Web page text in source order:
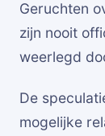
Geruchten
zijn nooit
weerlegd
De
mogelijke